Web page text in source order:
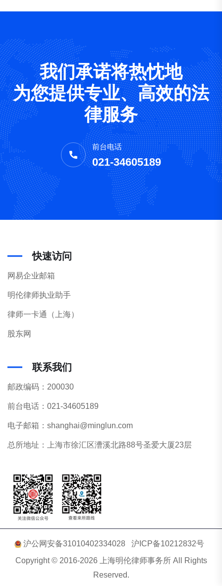
我们承诺将热忱地
为您提供专业、高效的法
律服务
前台电话
021-34605189
快速访问
网易企业邮箱
明伦律师执业助手
律师一卡通（上海）
股东网
联系我们
邮政编码：200030
前台电话：021-34605189
电子邮箱：shanghai@minglun.com
总所地址：上海市徐汇区漕溪北路88号圣爱大厦23层
沪公网安备31010402334028
沪ICP备10212832号
Copyright © 2016-2026 上海明伦律师事务所 All Rights
Reserved.